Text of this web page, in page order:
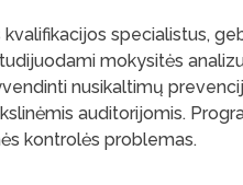
specialistus,
mokysitės
nusikaltimų
auditorijomis.
kontrolės problemas.